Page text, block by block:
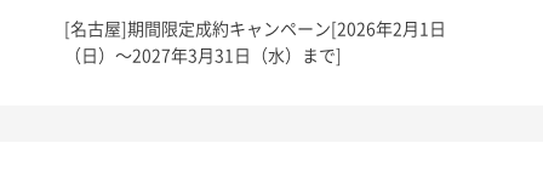
[名古屋]期間限定成約キャンペーン[2026年2月1日
（日）～2027年3月31日（水）まで]